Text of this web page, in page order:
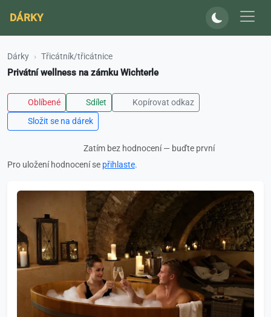
DÁRKY
Dárky Třicátník/třicátnice
Privátní wellness na zámku Wichterle
Oblíbené Sdílet
Kopírovat odkaz
Složit se na dárek
Zatím bez hodnocení — buďte první
Pro uložení hodnocení se přihlaste.